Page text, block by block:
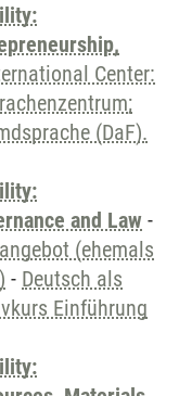
Center:
(DaF).
and Law -
(ehemals
- Deutsch als
Einführung